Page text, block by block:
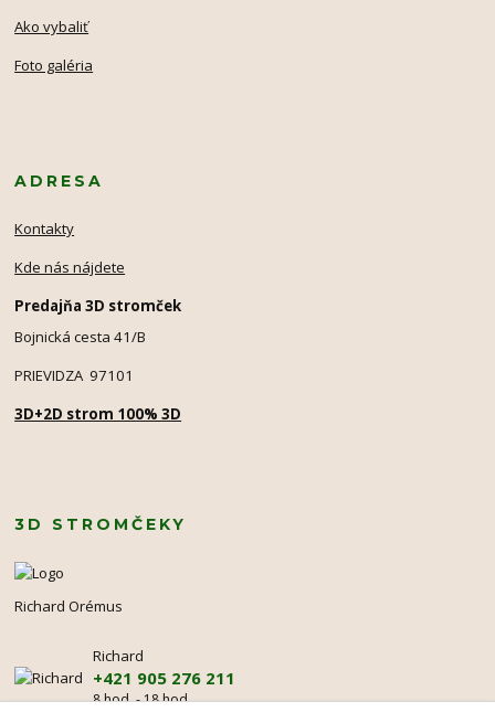
Ako vybaliť
Foto galéria
ADRESA
Kontakty
Kde nás nájdete
Predajňa 3D stromček
Bojnická cesta 41/B
PRIEVIDZA 97101
3D+2D strom 100% 3D
3D STROMČEKY
Richard Orémus
Richard
+421 905 276 211
8 hod. - 18 hod.